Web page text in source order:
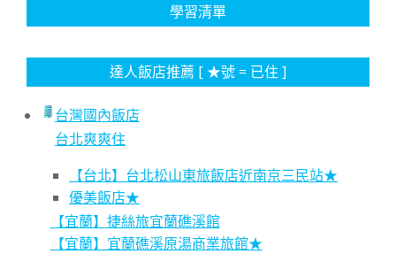
學習清單
達人飯店推薦 [ ★號 = 已住 ]
台灣國內飯店
台北爽爽住
【台北】台北松山東旅飯店近南京三民站★
優美飯店★
【宜蘭】捷絲旅宜蘭礁溪館
【宜蘭】宜蘭礁溪原湯商業旅館★